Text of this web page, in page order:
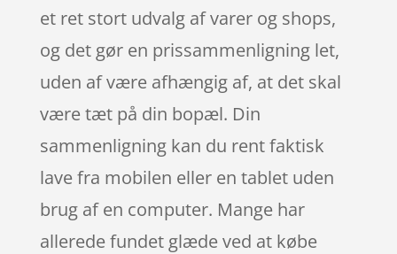
et ret stort udvalg af varer og shops,
og det gør en prissammenligning let,
uden af være afhængig af, at det skal
være tæt på din bopæl. Din
sammenligning kan du rent faktisk
lave fra mobilen eller en tablet uden
brug af en computer. Mange har
allerede fundet glæde ved at købe